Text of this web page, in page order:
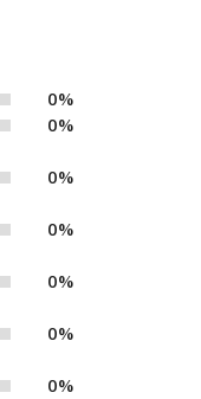
0%
0%
0%
0%
0%
0%
0%